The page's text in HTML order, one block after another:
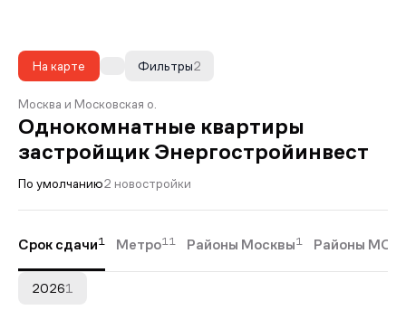
На карте 2
Фильтры
Москва и Московская о.
Однокомнатные квартиры
застройщик Энергостройинвест
По умолчанию2 новостройки
Срок сдачи1 Метро11 Районы Москвы1 Районы МО
20261